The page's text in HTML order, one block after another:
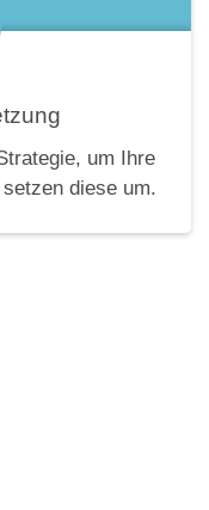
um Ihre
diese um.